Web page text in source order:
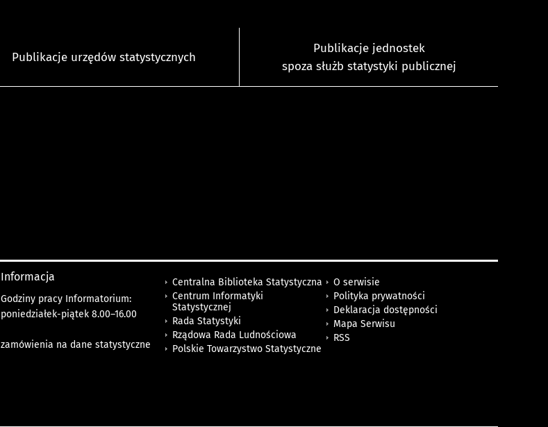
Publikacje urzędów statystycznych
Publikacje jednostek
spoza służb statystyki publicznej
Informacja
Godziny pracy Informatorium:
poniedziałek-piątek 8.00–16.00
zamówienia na dane statystyczne
Centralna Biblioteka Statystyczna
Centrum Informatyki
Statystycznej
Rada Statystyki
Rządowa Rada Ludnościowa
Polskie Towarzystwo Statystyczne
O serwisie
Polityka prywatności
Deklaracja dostępności
Mapa Serwisu
RSS